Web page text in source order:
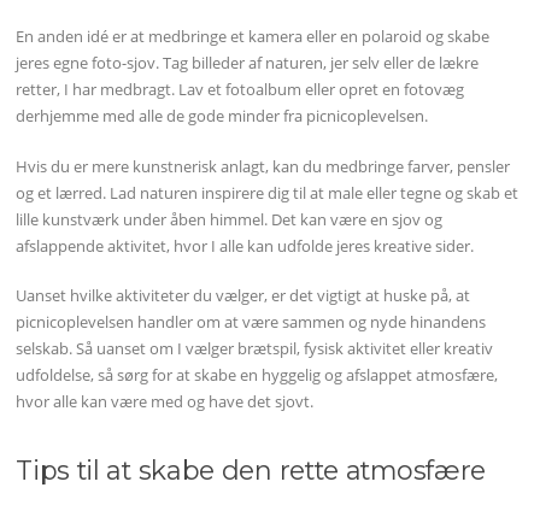
En anden idé er at medbringe et kamera eller en polaroid og skabe
jeres egne foto-sjov. Tag billeder af naturen, jer selv eller de lækre
retter, I har medbragt. Lav et fotoalbum eller opret en fotovæg
derhjemme med alle de gode minder fra picnicoplevelsen.
Hvis du er mere kunstnerisk anlagt, kan du medbringe farver, pensler
og et lærred. Lad naturen inspirere dig til at male eller tegne og skab et
lille kunstværk under åben himmel. Det kan være en sjov og
afslappende aktivitet, hvor I alle kan udfolde jeres kreative sider.
Uanset hvilke aktiviteter du vælger, er det vigtigt at huske på, at
picnicoplevelsen handler om at være sammen og nyde hinandens
selskab. Så uanset om I vælger brætspil, fysisk aktivitet eller kreativ
udfoldelse, så sørg for at skabe en hyggelig og afslappet atmosfære,
hvor alle kan være med og have det sjovt.
Tips til at skabe den rette atmosfære